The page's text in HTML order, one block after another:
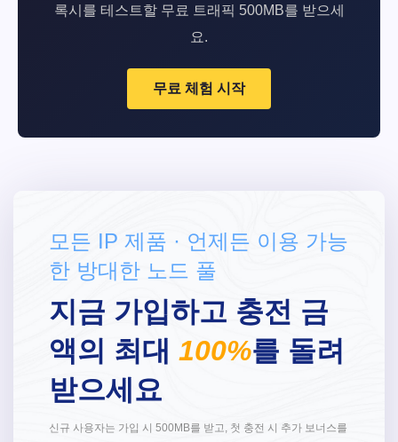
록시를 테스트할 무료 트래픽 500MB를 받으세
요.
무료 체험 시작
모든 IP 제품 · 언제든 이용 가능
한 방대한 노드 풀
지금 가입하고 충전 금
액의 최대 100%를 돌려
받으세요
신규 사용자는 가입 시 500MB를 받고, 첫 충전 시 추가 보너스를